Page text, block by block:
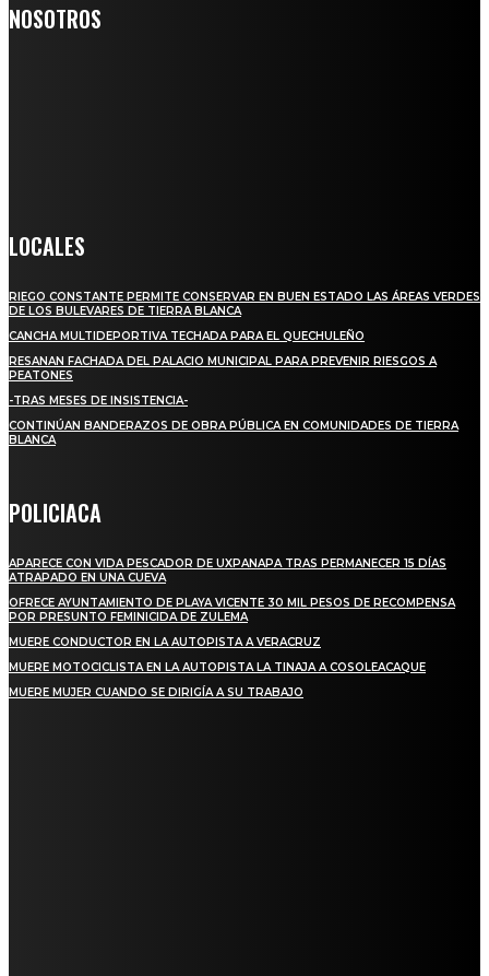
NOSOTROS
LOCALES
RIEGO CONSTANTE PERMITE CONSERVAR EN BUEN ESTADO LAS ÁREAS VERDES
DE LOS BULEVARES DE TIERRA BLANCA
CANCHA MULTIDEPORTIVA TECHADA PARA EL QUECHULEÑO
RESANAN FACHADA DEL PALACIO MUNICIPAL PARA PREVENIR RIESGOS A
PEATONES
-TRAS MESES DE INSISTENCIA-
CONTINÚAN BANDERAZOS DE OBRA PÚBLICA EN COMUNIDADES DE TIERRA
BLANCA
POLICIACA
APARECE CON VIDA PESCADOR DE UXPANAPA TRAS PERMANECER 15 DÍAS
ATRAPADO EN UNA CUEVA
OFRECE AYUNTAMIENTO DE PLAYA VICENTE 30 MIL PESOS DE RECOMPENSA
POR PRESUNTO FEMINICIDA DE ZULEMA
MUERE CONDUCTOR EN LA AUTOPISTA A VERACRUZ
MUERE MOTOCICLISTA EN LA AUTOPISTA LA TINAJA A COSOLEACAQUE
MUERE MUJER CUANDO SE DIRIGÍA A SU TRABAJO